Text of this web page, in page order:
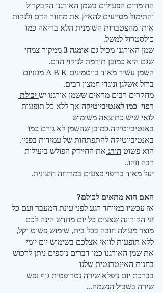
החומרים הפעילים בשמן האורגנו הקבקרול
והתימול מסייעים להאיץ את מחזור הדם ולנקות
אותו מהצטברות השומנית הלא בריאה כמו
כולסטרול למשל.
שמן האורגנו מכיל גם אומגה 3
ממקור צמחי
שגם היא כמובן תורמת לניקוי הדם.
השמן עשיר מאוד בויטמינים A B K מגנזיום
ברזל אשלגן ונוגדי חמצון רבים.
מחקרים רבים מראים ששמן אורגנו יש יכולת
רפוי  כמו לאנטיביוטיקה אך ללא כל תופעות
לואי שיש כתוצאה משימוש
באנטיביוטיקה.כמובן שהשמן לא גורם כמו
באנטיביוטיקה להתפתחות של עמידות בפניו.
הוא פשוט הורג את החיידק הפולש ביעילות
רבה וזהו..
יעל מאוד בריפוי פצעים במריחה חיצונית.
האם הוא מתאים לכולם?
אז עכשיו במיוחד רגע לפני עונת המעבר ועם כל
זני הקורונה שצצים כל יום מחדש הינה לכם
מוצר מעולה חובה בכל בית, שימוש פשוט וקל,
ללא תופעות לוואי אצלכם בשימוש יום יומי
את שמן האורגנו כמו דברים נוספים ניתן לרכוש
בחנות האינטרנטית שלנו
בברכת יום ניפלא שירה נטרופטית גוף נפש
שירה בשביל הנשמה...